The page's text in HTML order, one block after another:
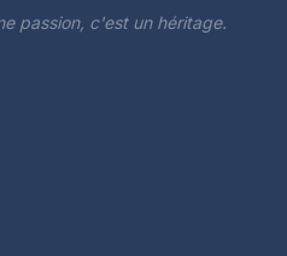
passion, c'est un héritage.